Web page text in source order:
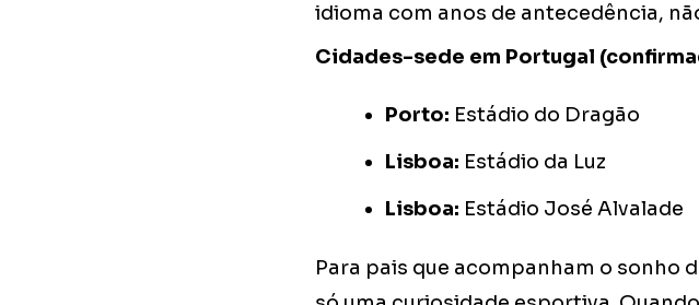
idioma com anos de antecedência,
Cidades-sede em Portugal
Porto: Estádio do Dragão
Lisboa: Estádio da Luz
Lisboa: Estádio José Alvalade
Para pais que acompanham o sonho